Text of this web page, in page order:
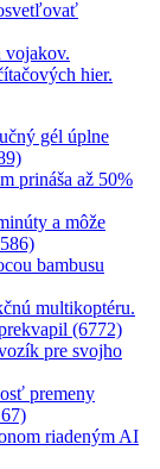
vojakov.
hier.
gél úplne
prináša až 50%
a môže
bambusu
multikoptéru.
(6772)
pre svojho
premeny
riadeným AI